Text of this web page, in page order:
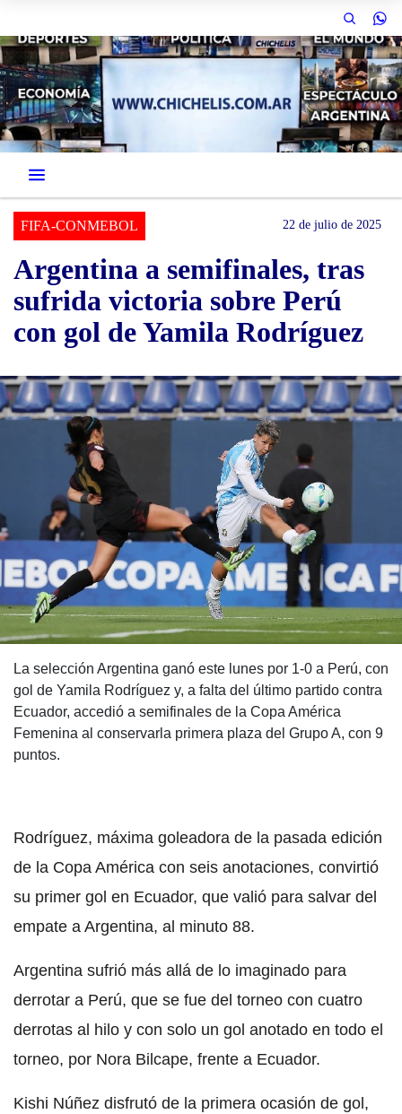
FIFA-CONMEBOL 22 de julio de 2025
Argentina a semifinales, tras
sufrida victoria sobre Perú
con gol de Yamila Rodríguez
La selección Argentina ganó este lunes por 1-0 a Perú, con
gol de Yamila Rodríguez y, a falta del último partido contra
Ecuador, accedió a semifinales de la Copa América
Femenina al conservarla primera plaza del Grupo A, con 9
puntos.
Rodríguez, máxima goleadora de la pasada edición
de la Copa América con seis anotaciones, convirtió
su primer gol en Ecuador, que valió para salvar del
empate a Argentina, al minuto 88.
Argentina sufrió más allá de lo imaginado para
derrotar a Perú, que se fue del torneo con cuatro
derrotas al hilo y con solo un gol anotado en todo el
torneo, por Nora Bilcape, frente a Ecuador.
Kishi Núñez disfrutó de la primera ocasión de gol,